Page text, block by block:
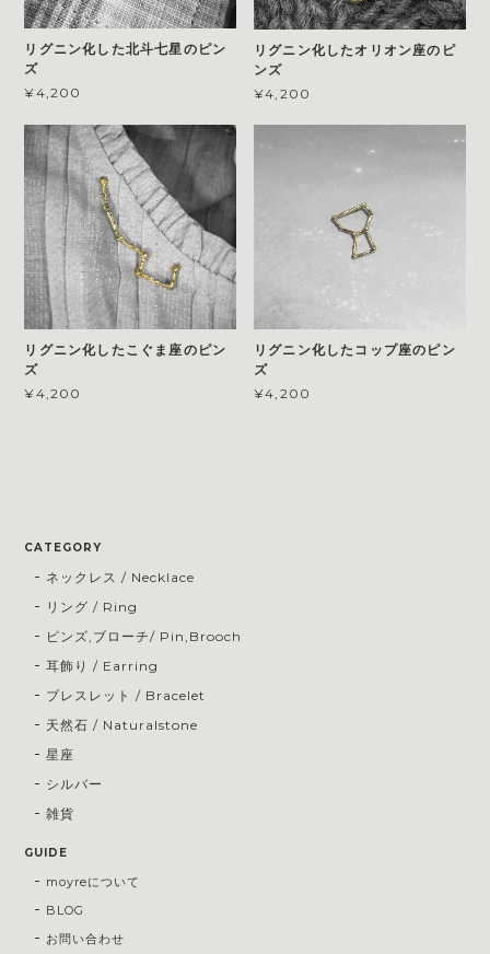
リグニン化した北斗七星のピン
ズ
¥4,200
リグニン化したオリオン座のピ
ンズ
¥4,200
リグニン化したこぐま座のピン
ズ
¥4,200
リグニン化したコップ座のピン
ズ
¥4,200
CATEGORY
ネックレス / Necklace
リング / Ring
ピンズ,ブローチ/ Pin,Brooch
耳飾り / Earring
ブレスレット / Bracelet
天然石 / Naturalstone
星座
シルバー
雑貨
GUIDE
moyreについて
BLOG
お問い合わせ